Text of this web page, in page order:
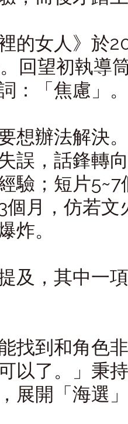
裡的女人》於
回望初執導
：「焦慮」
要想辦法解決
誤，話鋒轉
驗；短片
個月，仿若
炸。
及，其中一
能找到和角色
以了。」秉
展開「海選